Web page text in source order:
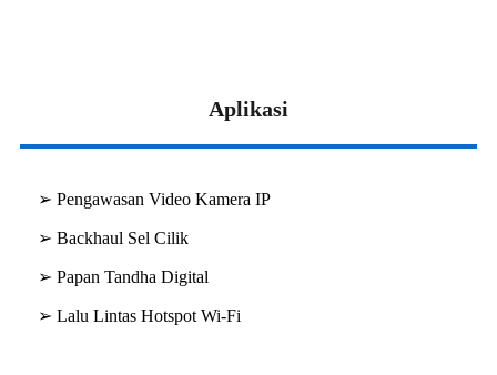
Aplikasi
➢ Pengawasan Video Kamera IP
➢ Backhaul Sel Cilik
➢ Papan Tandha Digital
➢ Lalu Lintas Hotspot Wi-Fi